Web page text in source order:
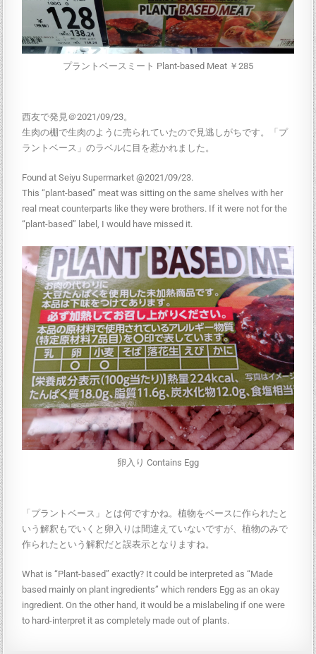
プラントベースミート Plant-based Meat ￥285
西友で発見＠2021/09/23。
生肉の棚で生肉のように売られていたので見逃しがちです。「プ
ラントベース」のラベルに目を惹かれました。
Found at Seiyu Supermarket @2021/09/23.
This “plant-based” meat was sitting on the same shelves with her
real meat counterparts like they were brothers. If it were not for the
“plant-based” label, I would have missed it.
卵入り Contains Egg
「プラントベース」とは何ですかね。植物をベースに作られたと
いう解釈もでいくと卵入りは間違えていないですが、植物のみで
作られたという解釈だと誤表示となりますね。
What is “Plant-based” exactly? It could be interpreted as “Made
based mainly on plant ingredients” which renders Egg as an okay
ingredient. On the other hand, it would be a mislabeling if one were
to hard-interpret it as completely made out of plants.